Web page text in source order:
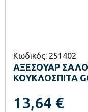
Κωδικός: 251402
ΑΞΕΣΟΥΑΡ
ΚΟΥΚΛΟΣΠΙΤΑ
13,64 €